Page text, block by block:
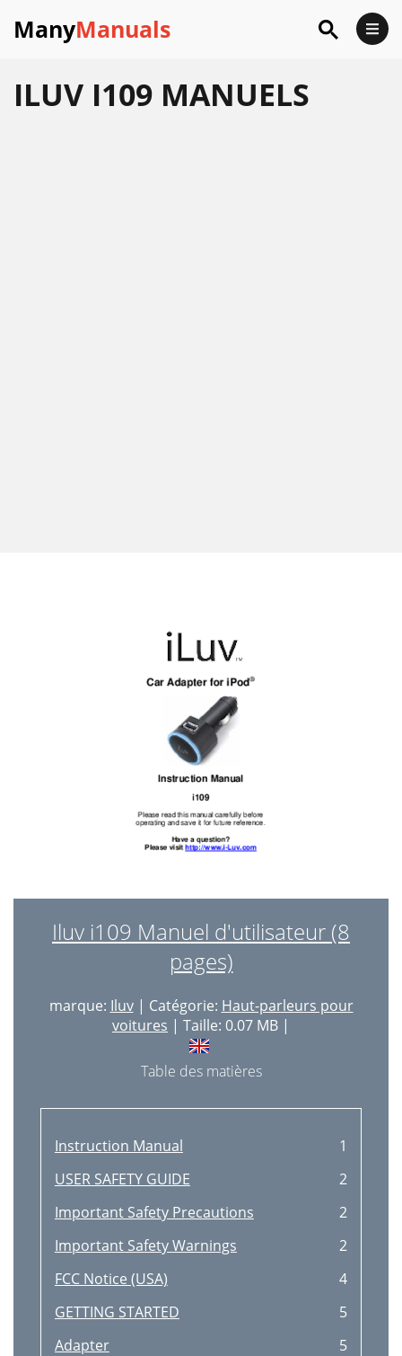
ManyManuals
ILUV I109 MANUELS
Iluv i109 Manuel d'utilisateur (8
pages)
marque: Iluv| Catégorie: Haut-parleurs pour
voitures | Taille: 0.07 MB |
Table des matières
Instruction Manual
1
USER SAFETY GUIDE
2
Important Safety Precautions
2
Important Safety Warnings
2
FCC Notice (USA)
4
GETTING STARTED
5
Adapter
5